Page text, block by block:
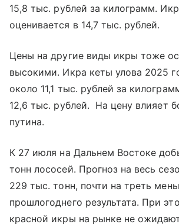
15,8 тыс. рублей за килограмм.
оценивается в 14,7 тыс. рублей.
Цены на другие виды икры тоже
высокими. Икра кеты улова 2025
около 11,1 тыс. рублей за
12,6 тыс. рублей. На цену влияет
путина.
К 27 июля на Дальнем Востоке
тонн лососей. Прогноз на весь
229 тыс. тонн, почти на треть
прошлогоднего результата. При
красной икры на рынке не